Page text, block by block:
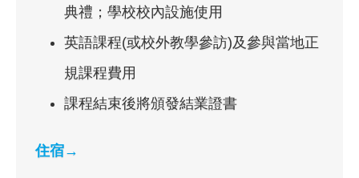
典禮；學校校內設施使用
英語課程(或校外教學參訪)及參與當地正
規課程費用
課程結束後將頒發結業證書
住宿→